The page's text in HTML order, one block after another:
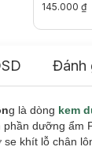
145.000 ₫
Đánh
g là dòng kem
dưỡng ẩm
khít lỗ chân